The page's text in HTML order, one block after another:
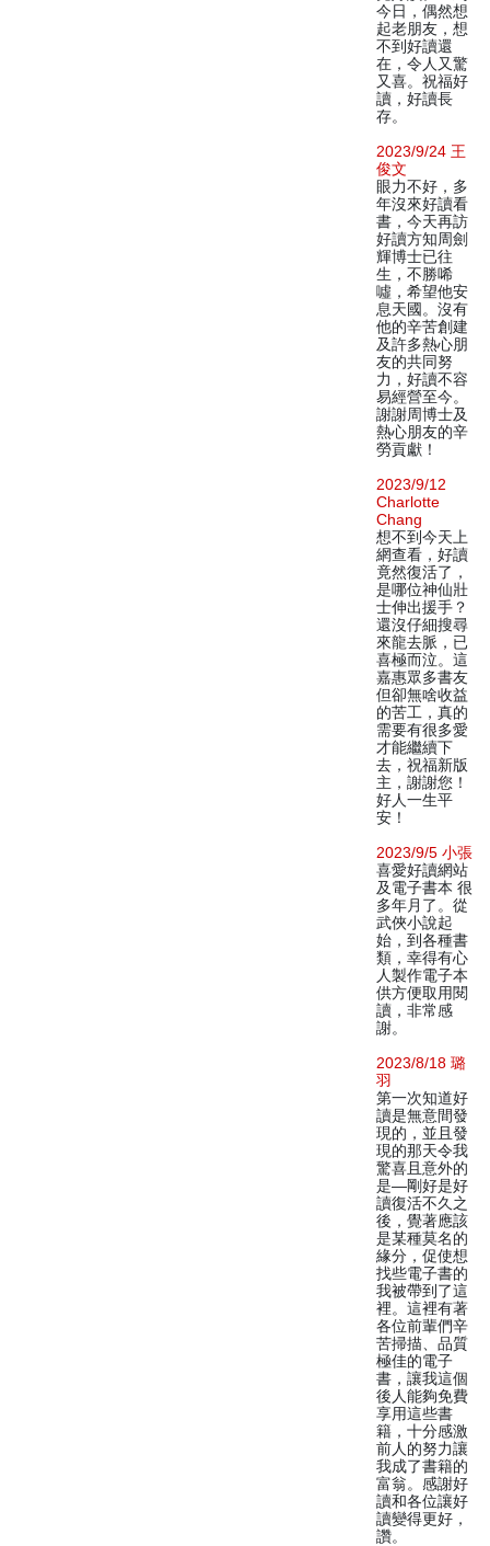
今日，偶然想
起老朋友，想
不到好讀還
在，令人又驚
又喜。祝福好
讀，好讀長
存。
2023/9/24 王
俊文
眼力不好，多
年沒來好讀看
書，今天再訪
好讀方知周劍
輝博士已往
生，不勝唏
噓，希望他安
息天國。沒有
他的辛苦創建
及許多熱心朋
友的共同努
力，好讀不容
易經營至今。
謝謝周博士及
熱心朋友的辛
勞貢獻！
2023/9/12
Charlotte
Chang
想不到今天上
網查看，好讀
竟然復活了，
是哪位神仙壯
士伸出援手？
還沒仔細搜尋
來龍去脈，已
喜極而泣。這
嘉惠眾多書友
但卻無啥收益
的苦工，真的
需要有很多愛
才能繼續下
去，祝福新版
主，謝謝您！
好人一生平
安！
2023/9/5 小張
喜愛好讀網站
及電子書本 很
多年月了。從
武俠小說起
始，到各種書
類，幸得有心
人製作電子本
供方便取用閱
讀，非常感
謝。
2023/8/18 璐
羽
第一次知道好
讀是無意間發
現的，並且發
現的那天令我
驚喜且意外的
是—剛好是好
讀復活不久之
後，覺著應該
是某種莫名的
緣分，促使想
找些電子書的
我被帶到了這
裡。這裡有著
各位前輩們辛
苦掃描、品質
極佳的電子
書，讓我這個
後人能夠免費
享用這些書
籍，十分感激
前人的努力讓
我成了書籍的
富翁。感謝好
讀和各位讓好
讀變得更好，
讚。